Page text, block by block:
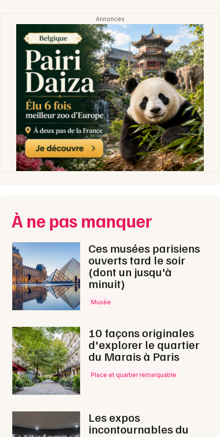
À ne pas manquer
Ces musées parisiens
ouverts tard le soir
(dont un jusqu'à
minuit)
Musée
10 façons originales
d'explorer le quartier
du Marais à Paris
Place et quartier remarquable
Les expos
incontournables du